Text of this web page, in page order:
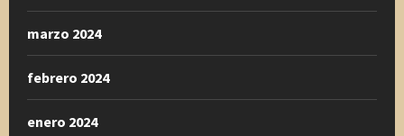
marzo 2024
febrero 2024
enero 2024